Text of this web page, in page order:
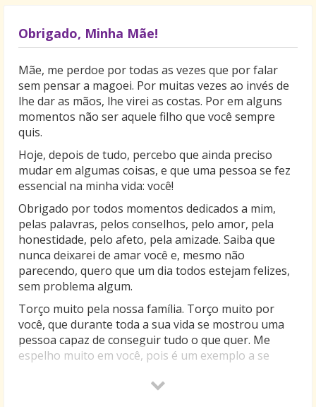
Obrigado, Minha Mãe!
Mãe, me perdoe por todas as vezes que por falar
sem pensar a magoei. Por muitas vezes ao invés de
lhe dar as mãos, lhe virei as costas. Por em alguns
momentos não ser aquele filho que você sempre
quis.
Hoje, depois de tudo, percebo que ainda preciso
mudar em algumas coisas, e que uma pessoa se fez
essencial na minha vida: você!
Obrigado por todos momentos dedicados a mim,
pelas palavras, pelos conselhos, pelo amor, pela
honestidade, pelo afeto, pela amizade. Saiba que
nunca deixarei de amar você e, mesmo não
parecendo, quero que um dia todos estejam felizes,
sem problema algum.
Torço muito pela nossa família. Torço muito por
você, que durante toda a sua vida se mostrou uma
pessoa capaz de conseguir tudo o que quer. Me
espelho muito em você, pois é um exemplo a se
Hoje, depois dos momentos que passamos juntos,